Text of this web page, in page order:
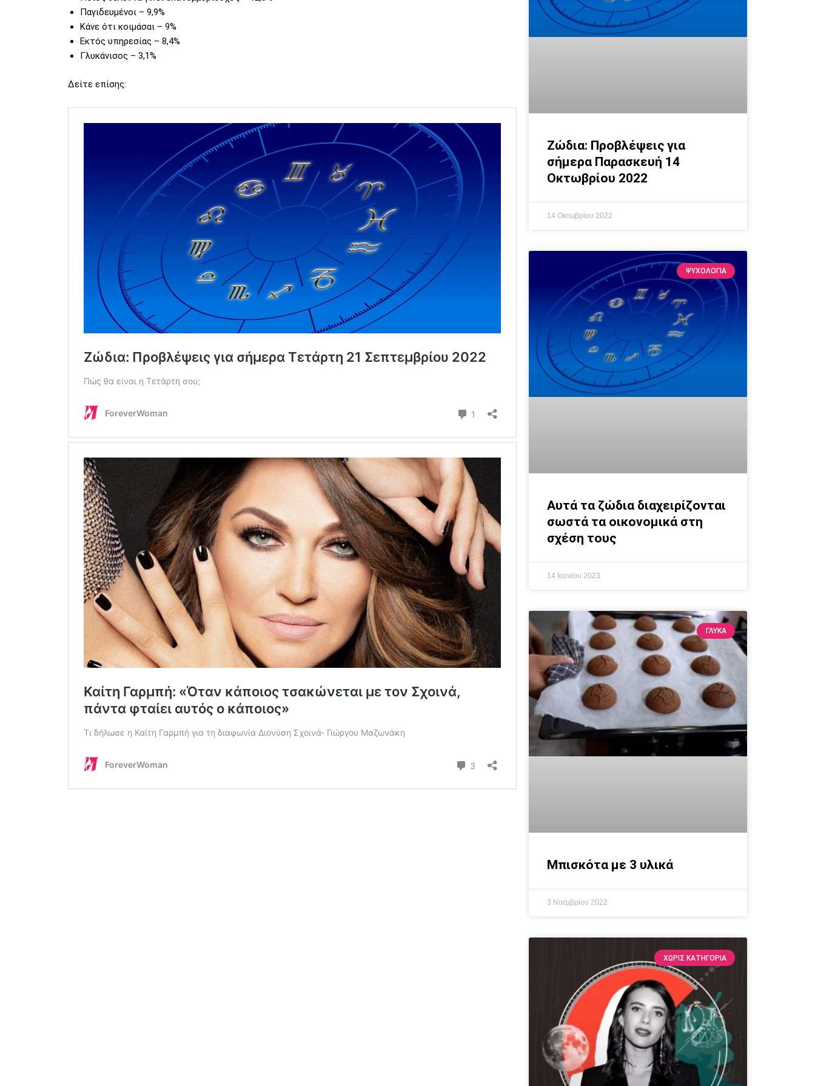
Παγιδευμένοι – 9,9%
Κάνε ότι κοιμάσαι – 9%
Εκτός υπηρεσίας – 8,4%
Γλυκάνισος – 3,1%
Δείτε επίσης:
Ζώδια: Προβλέψεις για
σήμερα Παρασκευή 14
Οκτωβρίου 2022
14 Οκτωβρίου 2022
ΨΥΧΟΛΟΓΙΑ
Αυτά τα ζώδια διαχειρίζονται
σωστά τα οικονομικά στη
σχέση τους
14 Ιουνίου 2023
ΓΛΥΚΆ
Μπισκότα με 3 υλικά
3 Νοεμβρίου 2022
ΧΩΡΊΣ ΚΑΤΗΓΟΡΊΑ